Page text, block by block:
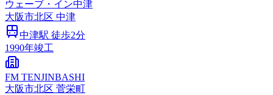
ウェーブ・イン中津
大阪市北区 中津
中津駅 徒歩2分
1990年竣工
FM TENJINBASHI
大阪市北区 菅栄町